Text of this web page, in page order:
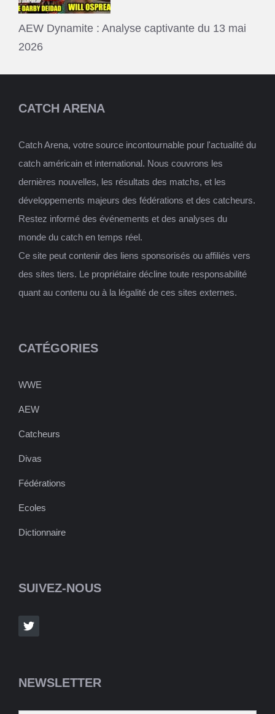
AEW Dynamite : Analyse captivante du 13 mai
2026
CATCH ARENA
Catch Arena, votre source incontournable pour l'actualité du
catch américain et international. Nous couvrons les
dernières nouvelles, les résultats des matchs, et les
développements majeurs des fédérations et des catcheurs.
Restez informé des événements et des analyses du
monde du catch en temps réel.
Ce site peut contenir des liens sponsorisés ou affiliés vers
des sites tiers. Le propriétaire décline toute responsabilité
quant au contenu ou à la légalité de ces sites externes.
CATÉGORIES
WWE
AEW
Catcheurs
Divas
Fédérations
Ecoles
Dictionnaire
SUIVEZ-NOUS
NEWSLETTER